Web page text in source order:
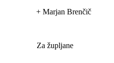
+ Marjan Brenčič
Za župljane